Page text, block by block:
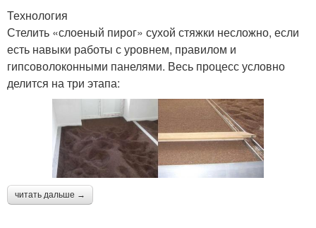
Технология
Стелить «слоеный пирог» сухой стяжки несложно, если
есть навыки работы с уровнем, правилом и
гипсоволоконными панелями. Весь процесс условно
делится на три этапа:
читать дальше →